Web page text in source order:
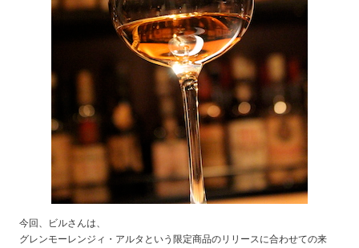
今回、ビルさんは、
グレンモーレンジィ・アルタという限定商品のリリースに合わせての来